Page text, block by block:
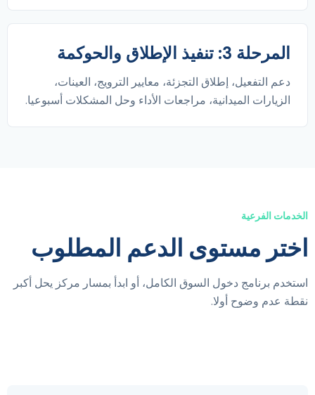
المرحلة 3: تنفيذ الإطلاق والحوكمة
دعم التفعيل، إطلاق التجزئة، معايير الترويج، العينات،
الزيارات الميدانية، مراجعات الأداء وحل المشكلات أسبوعيا.
الخدمات الفرعية
اختر مستوى الدعم المطلوب
استخدم برنامج دخول السوق الكامل، أو ابدأ بمسار مركز يحل أكبر
نقطة عدم وضوح أولا.